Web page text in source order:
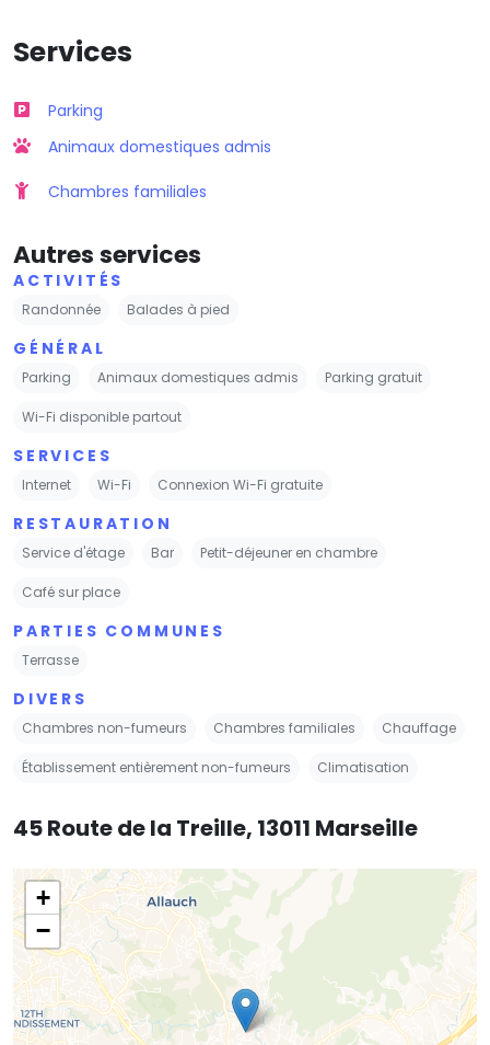
Services
Parking
Animaux domestiques admis
Chambres familiales
Autres services
ACTIVITÉS
Randonnée Balades à pied
GÉNÉRAL
Parking Animaux domestiques admis Parking gratuit
Wi-Fi disponible partout
SERVICES
Internet Wi-Fi Connexion Wi-Fi gratuite
RESTAURATION
Service d'étage Bar Petit-déjeuner en chambre
Café sur place
PARTIES COMMUNES
Terrasse
DIVERS
Chambres non-fumeurs Chambres familiales Chauffage
Établissement entièrement non-fumeurs Climatisation
45 Route de la Treille, 13011 Marseille
+
−